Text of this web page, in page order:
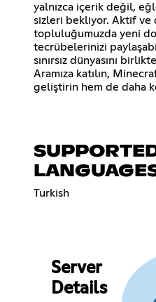
yalnızca içerik değil,
sizleri bekliyor. Aktif ve
topluluğumuzda yeni
tecrübelerinizi
sınırsız dünyasını
Aramıza katılın,
geliştirin hem de daha
Turkish
Server
Details